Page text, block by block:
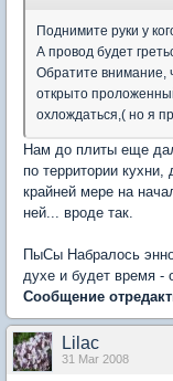
Поднимите руки у
А провод будет
Обратите внимание,
открыто
охлождаться,( но я
Нам до плиты еще
по территории
крайней мере на
ней... вроде так.
ПыСы Набралось
духе и будет время -
Сообщение
Lilac
31 Mar 2008